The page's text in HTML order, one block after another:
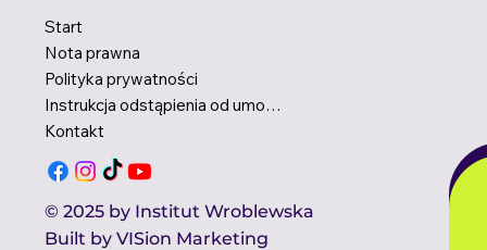
Podcast za kierownicą — kiedy
„multitasking” może stać się
sprzymierzeńcem kierowcy -
psychologia transportu
Start
Nota prawna
Polityka prywatności
Instrukcja odstąpienia od umowy
Kontakt
© 2025 by Institut Wroblewska
Built by VISion Marketing